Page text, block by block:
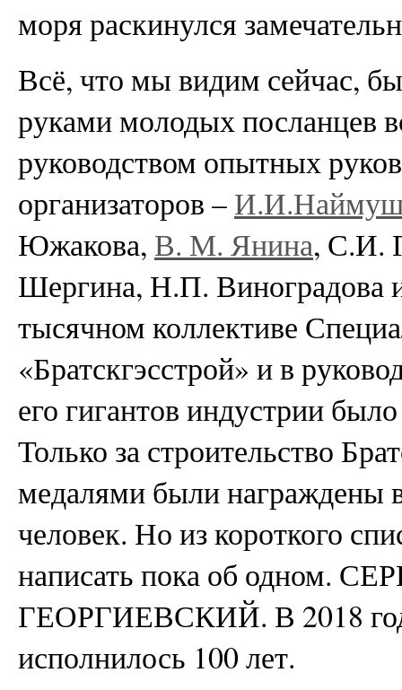
моря раскинулся
Всё, что мы видим сейчас,
руками молодых посланцев
руководством опытных
организаторов –
Южакова, В. М. Янина, С.И.
Шергина, Н.П. Виноградова
тысячном коллективе
«Братскгэсстрой» и в
его гигантов индустрии
Только за строительство
медалями были награждены
человек. Но из короткого
написать пока об одном.
ГЕОРГИЕВСКИЙ. В 2018
исполнилось 100 лет.